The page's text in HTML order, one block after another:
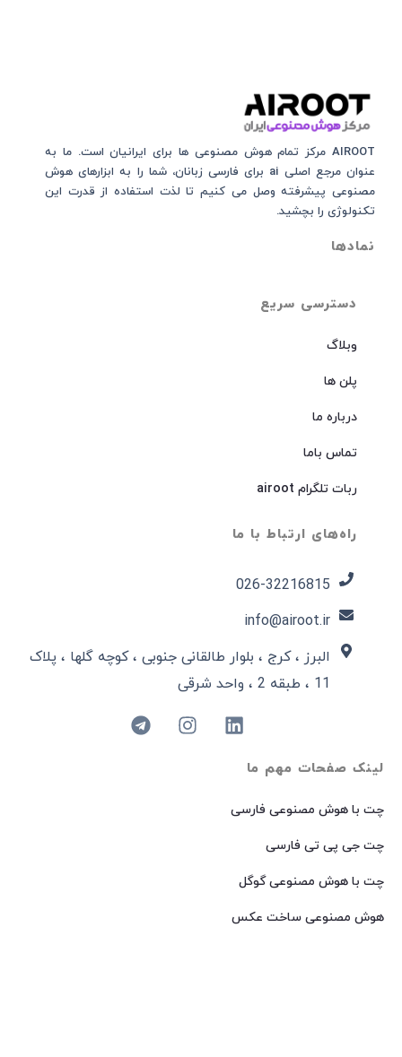
لینک صفحات مهم ما
چت با هوش مصنوعی فارسی
چت جی پی تی فارسی
چت با هوش مصنوعی گوگل
هوش مصنوعی ساخت عکس
دسترسی سریع
وبلاگ
پلن ها
درباره ما
تماس باما
ربات تلگرام airoot
راه‌های ارتباط با ما
026-32216815​
info@airoot.ir
البرز ، کرج ، بلوار طالقانی جنوبی ، کوچه گلها ، پلاک
11 ، طبقه 2 ، واحد شرقی
AIROOT مرکز تمام هوش مصنوعی‌‌‌ ها برای ایرانیان است. ما به
عنوان مرجع اصلی ai برای فارسی زبانان، شما را به ابزارهای هوش
مصنوعی پیشرفته وصل می کنیم تا لذت استفاده از قدرت این
تکنولوژی را بچشید.
نمادها